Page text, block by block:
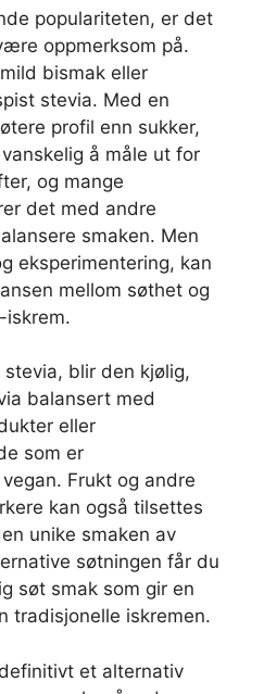
populariteten, er det
oppmerksom på.
bismak eller
stevia. Med en
profil enn sukker,
å måle ut for
og mange
det med andre
smaken. Men
eksperimentering, kan
mellom søthet og
iskrem.
blir den kjølig,
balansert med
eller
som er
Frukt og andre
kan også tilsettes
unike smaken av
søtningen får du
søt smak som gir en
tradisjonelle iskremen.
et alternativ